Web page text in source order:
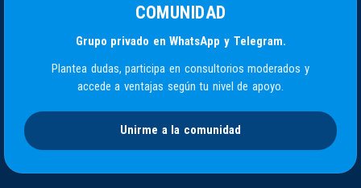
COMUNIDAD
Grupo privado en WhatsApp y Telegram.
Plantea dudas, participa en consultorios moderados y
accede a ventajas según tu nivel de apoyo.
Unirme a la comunidad